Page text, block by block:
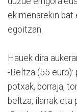
ekimenarekin bat
egoitzan.
Hauek dira
-Beltza (55 euro):
potxak, borraja,
beltza, ilarrak eta